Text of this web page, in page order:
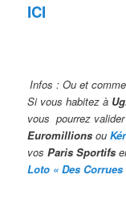
ICI
Infos : Ou et
Si vous habitez à
vous pourrez
Euromillions ou
vosParis Sportifs
Loto « Des